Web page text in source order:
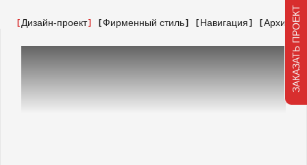
Дизайн-проект Фирменный стиль Навигация ЗАКАЗАТЬ ПРОЕКТ